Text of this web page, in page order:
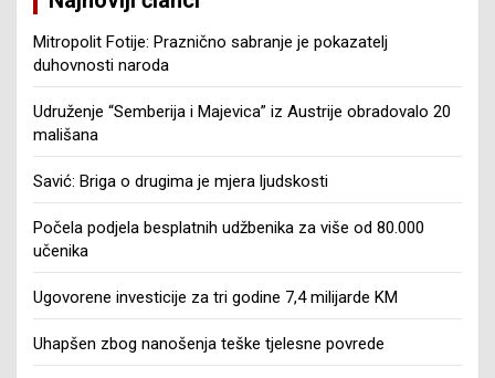
Mitropolit Fotije: Praznično sabranje je pokazatelj
duhovnosti naroda
Udruženje “Semberija i Majevica” iz Austrije obradovalo 20
mališana
Savić: Briga o drugima je mjera ljudskosti
Počela podjela besplatnih udžbenika za više od 80.000
učenika
Ugovorene investicije za tri godine 7,4 milijarde KM
Uhapšen zbog nanošenja teške tjelesne povrede